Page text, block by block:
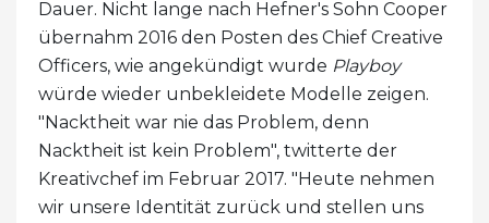
Dauer. Nicht lange nach Hefner's Sohn Cooper
übernahm 2016 den Posten des Chief Creative
Officers, wie angekündigt wurde Playboy
würde wieder unbekleidete Modelle zeigen.
"Nacktheit war nie das Problem, denn
Nacktheit ist kein Problem", twitterte der
Kreativchef im Februar 2017. "Heute nehmen
wir unsere Identität zurück und stellen uns